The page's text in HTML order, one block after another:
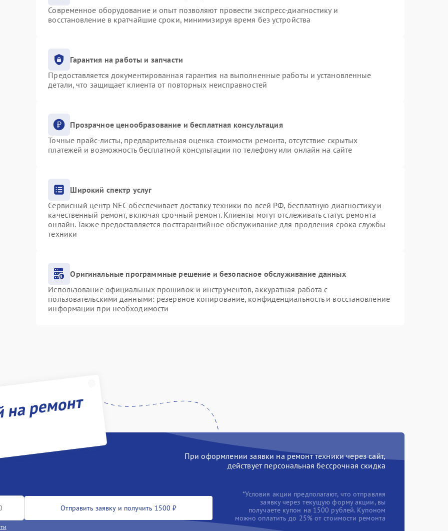
Современное оборудование и опыт позволяют провести экспресс-диагностику и
восстановление в кратчайшие сроки, минимизируя время без устройства
Гарантия на работы и запчасти
Предоставляется документированная гарантия на выполненные работы и установленные
детали, что защищает клиента от повторных неисправностей
Прозрачное ценообразование и бесплатная консультация
Точные прайс-листы, предварительная оценка стоимости ремонта, отсутствие скрытых
платежей и возможность бесплатной консультации по телефону или онлайн на сайте
Широкий спектр услуг
Сервисный центр NEC обеспечивает доставку техники по всей РФ, бесплатную диагностику и
качественный ремонт, включая срочный ремонт. Клиенты могут отслеживать статус ремонта
онлайн. Также предоставляется постгарантийное обслуживание для продления срока службы
техники
Оригинальные программные решение и безопасное обслуживание данных
Использование официальных прошивок и инструментов, аккуратная работа с
пользовательскими данными: резервное копирование, конфиденциальность и восстановление
информации при необходимости
ремонт
При оформлении заявки на ремонт техники через сайт,
действует персональная бессрочная скидка
Отправить заявку и получить 1500 ₽
*Условия акции предполагают, что отправляя
заявку через текущую форму акции, вы
получаете купон на 1500 рублей. Купоном
можно оплатить до 25% от стоимости ремонта